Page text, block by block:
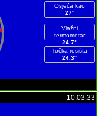
Osjeća kao
27°
Vlažni
termometar
24.7°
Točka rosišta
24.3°
10:03:33